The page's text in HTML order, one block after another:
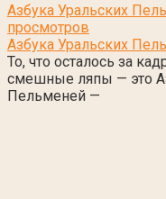
Азбука Уральских
просмотров
Азбука Уральских
То, что осталось за
смешные ляпы — это
Пельменей —